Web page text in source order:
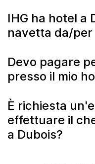
IHG ha hotel a
navetta da/per
Devo pagare
presso il mio
È richiesta
effettuare il
a Dubois?